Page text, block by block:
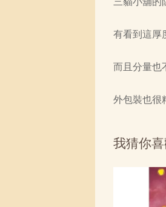
有看到這厚
而且分量也
外包裝也很
我猜你喜